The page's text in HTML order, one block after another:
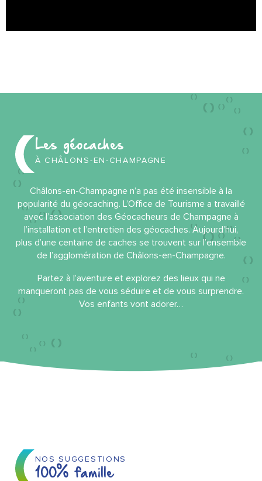
Les géocaches
À CHÂLONS-EN-CHAMPAGNE
Châlons-en-Champagne n’a pas été insensible à la
popularité du géocaching. L’Office de Tourisme a travaillé
avec l’association des Géocacheurs de Champagne à
l’installation et l’entretien des géocaches. Aujourd’hui,
plus d’une centaine de caches se trouvent sur l’ensemble
de l’agglomération de Châlons-en-Champagne.
Partez à l’aventure et explorez des lieux qui ne
manqueront pas de vous séduire et de vous surprendre.
Vos enfants vont adorer…
NOS SUGGESTIONS
100% famille